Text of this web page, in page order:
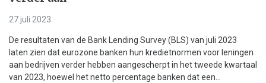
27 juli 2023
De resultaten van de Bank Lending Survey (BLS) van juli 2023
laten zien dat eurozone banken hun kredietnormen voor leningen
aan bedrijven verder hebben aangescherpt in het tweede kwartaal
van 2023, hoewel het netto percentage banken dat een...